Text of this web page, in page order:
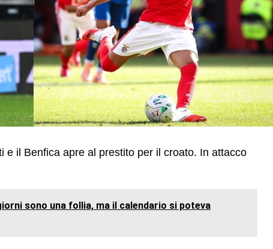
e il Benfica apre al prestito per il croato. In attacco
sono una follia, ma il calendario si poteva